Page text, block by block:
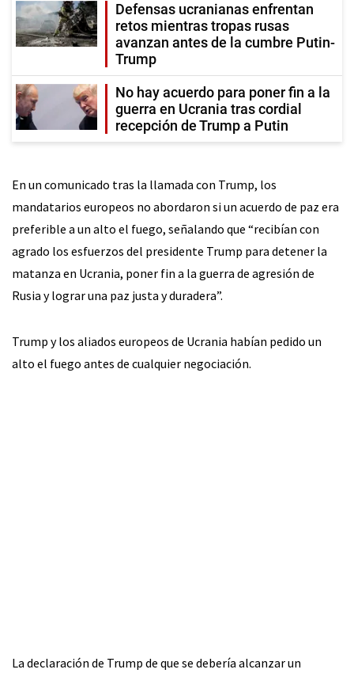
Defensas ucranianas enfrentan
retos mientras tropas rusas
avanzan antes de la cumbre Putin-
Trump
No hay acuerdo para poner fin a la
guerra en Ucrania tras cordial
recepción de Trump a Putin
En un comunicado tras la llamada con Trump, los
mandatarios europeos no abordaron si un acuerdo de paz era
preferible a un alto el fuego, señalando que “recibían con
agrado los esfuerzos del presidente Trump para detener la
matanza en Ucrania, poner fin a la guerra de agresión de
Rusia y lograr una paz justa y duradera”.
Trump y los aliados europeos de Ucrania habían pedido un
alto el fuego antes de cualquier negociación.
La declaración de Trump de que se debería alcanzar un